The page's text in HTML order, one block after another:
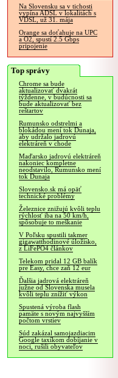
Na Slovensku sa v tichosti
vypína ADSL v lokalitách s
VDSL, už 31. mája
Orange sa doťahuje na UPC
a O2, spustí 2.5 Gbps
pripojenie
Top správy
Chrome sa bude
aktualizovať dvakrát
týždenne, v budúcnosti sa
bude aktualizovať bez
reštartov
Rumunsko odstrelmi a
blokádou mení tok Dunaja,
aby udržalo jadrovú
elektráreň v chode
Maďarsko jadrovú elektráreň
nakoniec kompletne
neodstavilo, Rumunsko mení
tok Dunaja
Slovensko.sk má opäť
technické problémy
Železnice znižujú kvôli teplu
rýchlosť iba na 50 km/h,
spôsobuje to meškanie
V Poľsku spustili takmer
gigawatthodinové úložisko,
z LiFePO4 článkov
Telekom pridal 12 GB balík
pre Easy, chce zaň 12 eur
Ďalšia jadrová elektráreň
južne od Slovenska musela
kvôli teplu znížiť výkon
Spustená výroba flash
pamäte s novým najvyšším
počtom vrstiev
Súd zakázal samojazdiacim
Google taxíkom dobíjanie v
noci, rušili obyvateľov